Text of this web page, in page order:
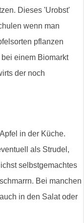
Dieses 'Urobst'
wenn man
pflanzen
einem Biomarkt
der noch
in der Küche.
als Strudel,
selbstgemachtes
Bei manchen
in den Salat oder